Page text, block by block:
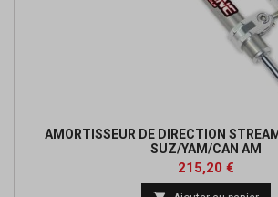
AMORTISSEUR DE DIRECTION
SUZ/YAM/CAN AM
Prix
215,20 €Prix
de